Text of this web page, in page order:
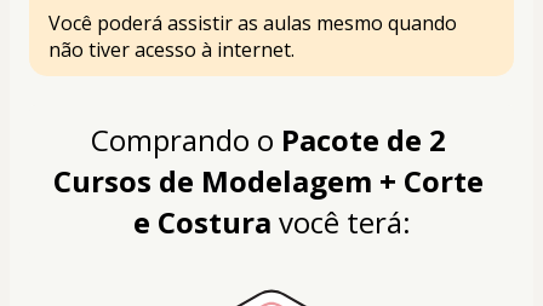
Você poderá assistir as aulas mesmo quando
não tiver acesso à internet.
Comprando o Pacote de 2
Cursos de Modelagem + Corte
e Costura você terá: